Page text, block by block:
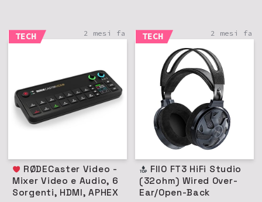
TECH 2 mesi fa
Mixer Video e Audio, 6
Sorgenti, HDMI, APHEX
TECH 2 mesi fa
(32ohm) Wired Over-
Ear/Open-Back